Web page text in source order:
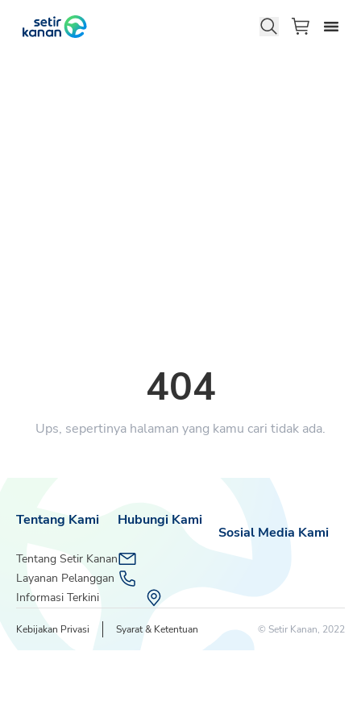
404
Ups, sepertinya halaman yang kamu cari tidak ada.
Tentang Kami
Tentang Setir Kanan
Layanan Pelanggan
Informasi Terkini
Sosial Media Kami
Hubungi Kami
Kebijakan Privasi Syarat & Ketentuan © Setir Kanan, 2022